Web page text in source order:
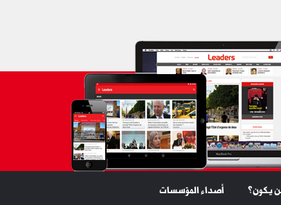
يكون؟ أصداء المؤسسات